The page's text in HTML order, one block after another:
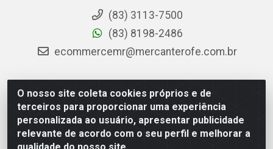
O nosso site coleta cookies próprios e de
terceiros para proporcionar uma experiência
personalizada ao usuário, apresentar publicidade
relevante de acordo com o seu perfil e melhorar a
(83) 3113-7500
(83) 8198-2486
ecommercemr@mercanterofe.com.br
MR Distribuidora - Rua Hortêncio Ribeiro de Luna, 3777 -
Distrito Industrial, João Pessoa/PB - CEP 58081-400 -
CNPJ 35.428.312/0001-85